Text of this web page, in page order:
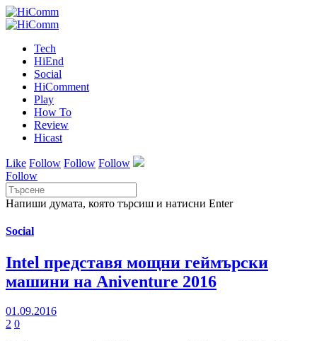
Tech
HiEnd
Social
HiComment
Play
How To
Review
Hicast
Like Follow Follow Follow
Follow
Напиши думата, която търсиш и натисни Enter
Social
Intel представя мощни геймърски
машини на Aniventure 2016
01.09.2016
2 0